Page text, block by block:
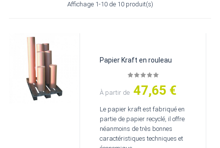
Affichage 1-10 de 10 produit(s)
Papier Kraft en rouleau
À partir de Prix
47,65 €
Le papier kraft est fabriqué en
partie de papier recyclé, il offre
néanmoins de très bonnes
caractéristiques techniques et